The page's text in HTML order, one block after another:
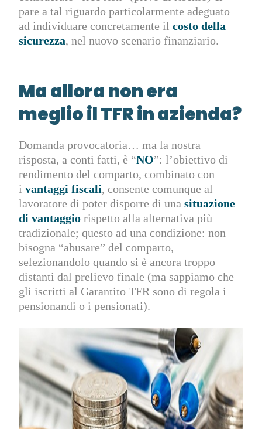
pare a tal riguardo particolarmente adeguato
ad individuare concretamente ilcosto della
sicurezza, nel nuovo scenario finanziario.
Ma allora non era
meglio il TFR in azienda?
Domanda provocatoria… ma la nostra
risposta, a conti fatti, è “NO”: l’obiettivo di
rendimento del comparto, combinato con
ivantaggi fiscali, consente comunque al
lavoratore di poter disporre di unasituazione
di vantaggio rispetto alla alternativa più
tradizionale; questo ad una condizione: non
bisogna “abusare” del comparto,
selezionandolo quando si è ancora troppo
distanti dal prelievo finale (ma sappiamo che
gli iscritti al Garantito TFR sono di regola i
pensionandi o i pensionati).